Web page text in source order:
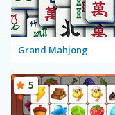
Grand Mahjong
5